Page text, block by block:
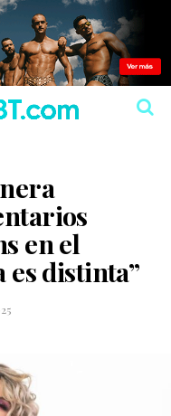
en el
es distinta”